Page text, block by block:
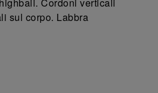
sul corpo. Labbra